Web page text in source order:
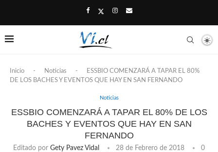
Inicio - Noticias -
ESSBIO COMENZARÁ A TAPAR EL 80%
DE LOS BACHES Y EVENTOS QUE HAY EN SAN FERNANDO
Noticias
ESSBIO COMENZARÁ A TAPAR EL 80% DE LOS
BACHES Y EVENTOS QUE HAY EN SAN
FERNANDO
Editado por Gety Pavez Vidal 28 de Febrero de 2018
0